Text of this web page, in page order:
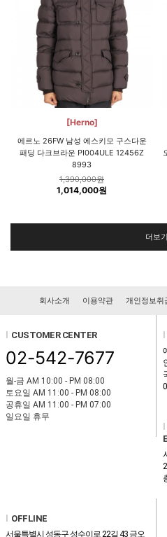
[Herno]
에르노 26FW 남성 에스키모 구스다운
패딩 다크브라운 PI004ULE 12456Z
8993
1,390,000원
1,014,000원
더보기
회사소개 이용약관 개인정보취
l CUSTOMER CENTER
02-542-7677
월-금 AM 10:00 - PM 08:00
토요일 AM 11:00 - PM 08:00
공휴일 AM 11:00 - PM 07:00
일요일 휴무
l
l
l OFFLINE
서울특별시 성동구 성수이로 22길 43 금오